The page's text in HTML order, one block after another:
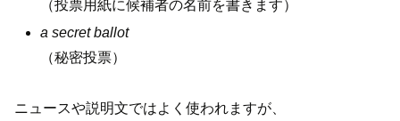
（投票用紙に候補者の名前を書きます）
a secret ballot
（秘密投票）
ニュースや説明文ではよく使われますが、